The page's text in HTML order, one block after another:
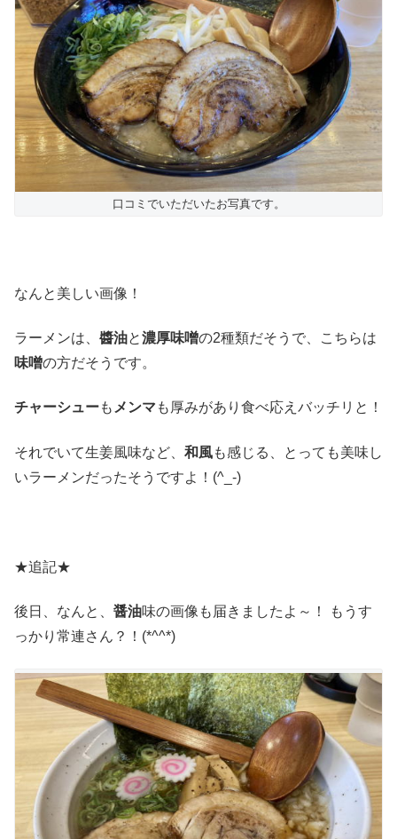
口コミでいただいたお写真です。
なんと美しい画像！
ラーメンは、 醬油と濃厚味噌の2種類だそうで、こちらは
味噌の方だそうです。
チャーシューもメンマ も厚みがあり食べ応えバッチリと！
それでいて生姜風味など、 和風も感じる、とっても美味し
いラーメンだったそうですよ！(^_-)
★追記★
後日、なんと、 醤油味の画像も届きましたよ～！ もうす
っかり常連さん？！(*^^*)